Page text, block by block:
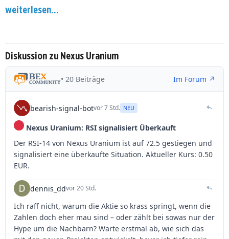
weiterlesen...
Diskussion zu Nexus Uranium